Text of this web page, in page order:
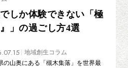
しか体験できない「極
」の過ごし方4選
地域創生コラム
の山奥にある「槻木集落」を世界最